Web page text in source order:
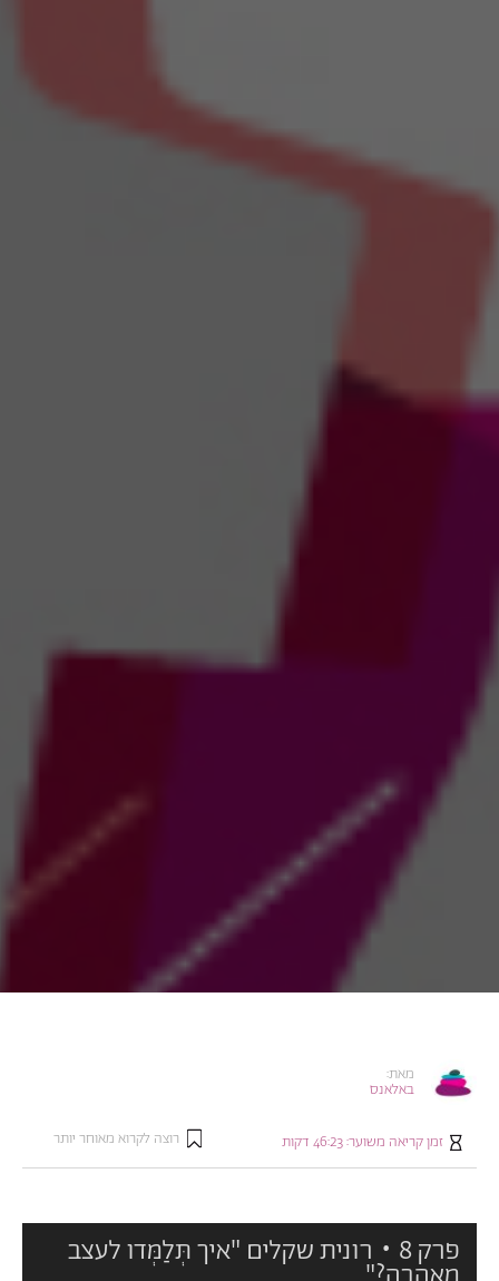
מאת:
באלאנס
זמן קריאה משוער: 46:23 דקות רוצה לקרוא מאוחר יותר
פרק 8 • רונית שקלים "איך תְּלַמְּדו לעצב